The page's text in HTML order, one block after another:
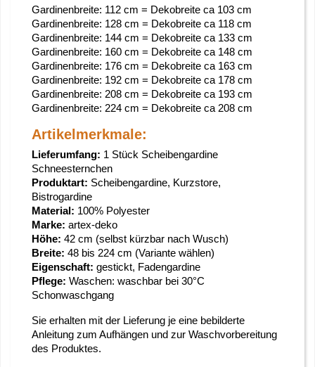
Gardinenbreite: 112 cm = Dekobreite ca 103 cm
Gardinenbreite: 128 cm = Dekobreite ca 118 cm
Gardinenbreite: 144 cm = Dekobreite ca 133 cm
Gardinenbreite: 160 cm = Dekobreite ca 148 cm
Gardinenbreite: 176 cm = Dekobreite ca 163 cm
Gardinenbreite: 192 cm = Dekobreite ca 178 cm
Gardinenbreite: 208 cm = Dekobreite ca 193 cm
Gardinenbreite: 224 cm = Dekobreite ca 208 cm
Artikelmerkmale:
Lieferumfang: 1 Stück Scheibengardine
Schneesternchen
Produktart: Scheibengardine, Kurzstore,
Bistrogardine
Material: 100% Polyester
Marke: artex-deko
Höhe: 42 cm (selbst kürzbar nach Wusch)
Breite: 48 bis 224 cm (Variante wählen)
Eigenschaft: gestickt, Fadengardine
Pflege: Waschen: waschbar bei 30°C
Schonwaschgang
Sie erhalten mit der Lieferung je eine bebilderte
Anleitung zum Aufhängen und zur Waschvorbereitung
des Produktes.